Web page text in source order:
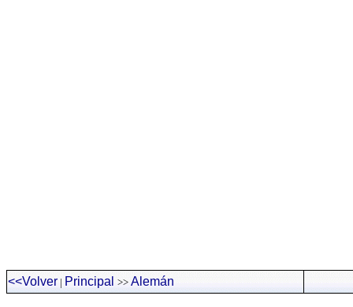
<<Volver | Principal >> Alemán